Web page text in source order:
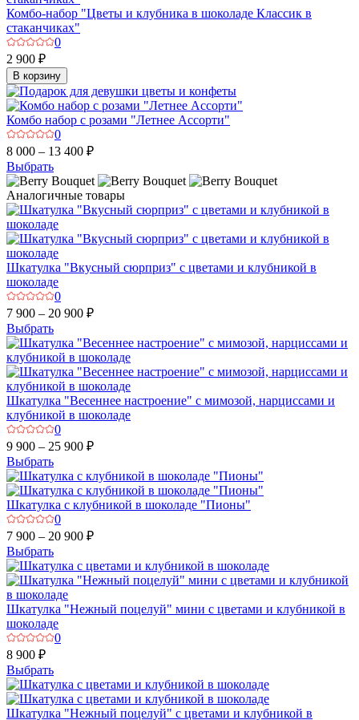
Комбо-набор "Цветы и клубника в шоколаде Классик в
стаканчиках"
0
2 900 ₽
В корзину
Комбо набор с розами "Летнее Ассорти"
0
8 000 – 13 400 ₽
Выбрать
Аналогичные товары
Шкатулка "Вкусный сюрприз" с цветами и клубникой в
шоколаде
0
7 900 – 20 900 ₽
Выбрать
Шкатулка "Весеннее настроение" с мимозой, нарциссами и
клубникой в шоколаде
0
9 900 – 25 900 ₽
Выбрать
Шкатулка с клубникой в шоколаде "Пионы"
0
7 900 – 20 900 ₽
Выбрать
Шкатулка "Нежный поцелуй" мини с цветами и клубникой в
шоколаде
0
8 900 ₽
Выбрать
Шкатулка "Нежный поцелуй" с цветами и клубникой в